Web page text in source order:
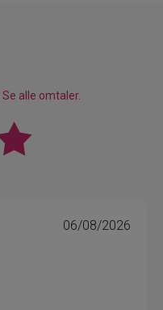
Se alle omtaler.
06/08/2026